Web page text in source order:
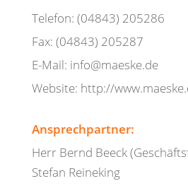
Telefon: (04843) 205286
Fax: (04843) 205287
E-Mail: info@maeske.de
Website: http://
Ansprechpartner:
Herr Bernd Beeck
Stefan Reineking